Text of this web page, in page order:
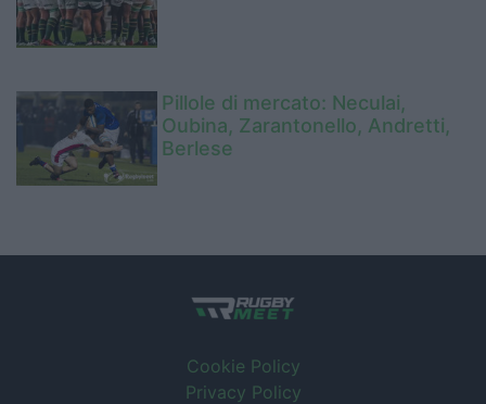
Pillole di mercato: Neculai,
Oubina, Zarantonello, Andretti,
Berlese
Cookie Policy
Privacy Policy